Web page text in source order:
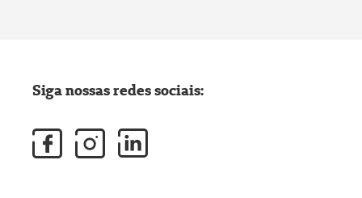
Siga nossas redes sociais: